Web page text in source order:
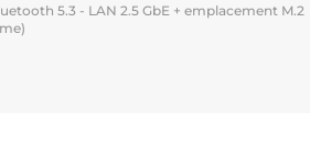
5.3 - LAN 2.5 GbE + emplacement M.2